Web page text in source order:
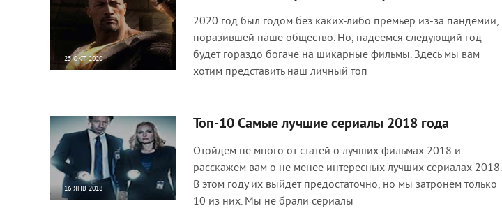
25 ОКТ 2020
2020 год был годом без каких-либо премьер из-за пандемии,
поразившей наше общество. Но, надеемся следующий год
будет гораздо богаче на шикарные фильмы. Здесь мы вам
хотим представить наш личный топ
16 ЯНВ 2018
Топ-10 Самые лучшие сериалы 2018 года
Отойдем не много от статей о лучших фильмах 2018 и
расскажем вам о не менее интересных лучших сериалах 2018.
В этом году их выйдет предостаточно, но мы затронем только
10 из них. Мы не брали сериалы